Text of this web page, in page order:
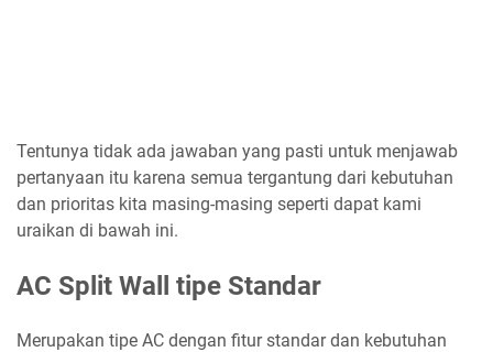
Tentunya tidak ada jawaban yang pasti untuk menjawab
pertanyaan itu karena semua tergantung dari kebutuhan
dan prioritas kita masing-masing seperti dapat kami
uraikan di bawah ini.
AC Split Wall tipe Standar
Merupakan tipe AC dengan fitur standar dan kebutuhan